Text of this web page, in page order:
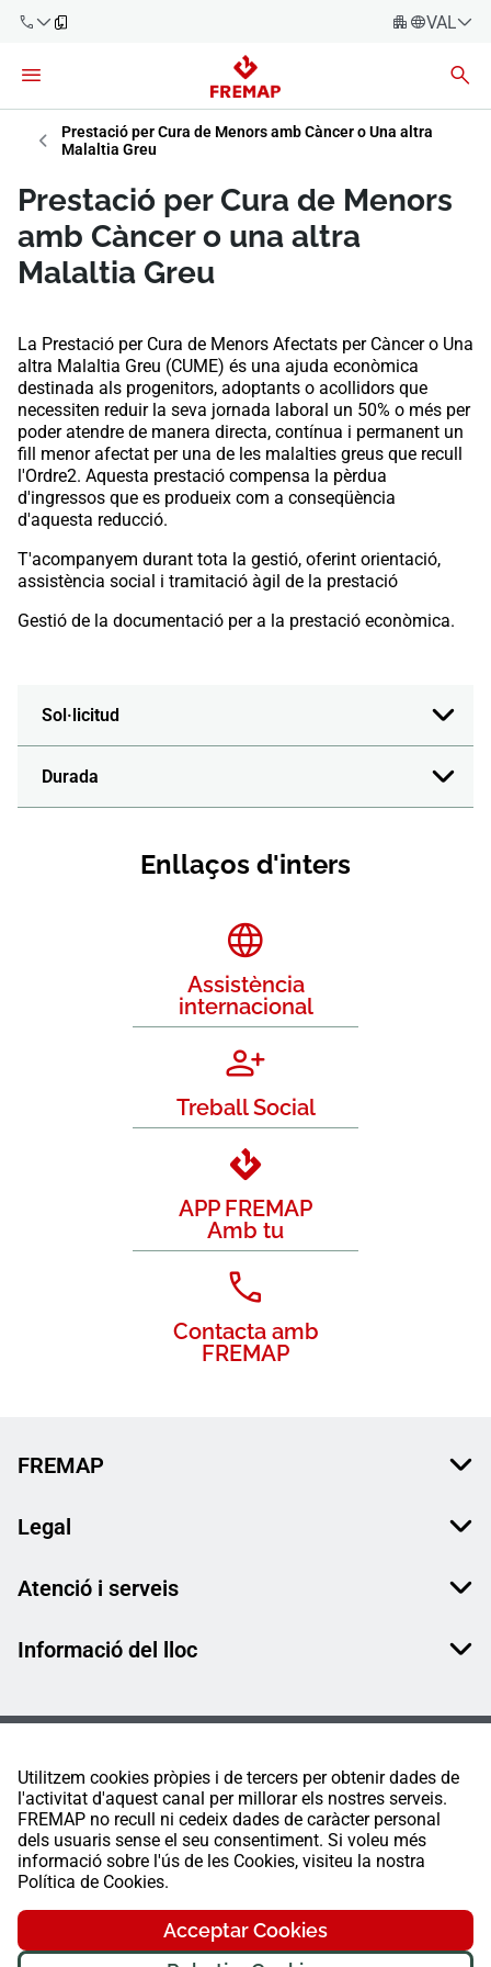
900 61 00
61
+34 91
919 61 61
900 61 00
61
Èuscara
Empreses
Assessories
Autònoms
Proveïdors
Utilitzem cookies pròpies i de tercers per obtenir dades de
l'activitat d'aquest canal per millorar els nostres serveis.
FREMAP no recull ni cedeix dades de caràcter personal
dels usuaris sense el seu consentiment. Si voleu més
informació sobre l'ús de les Cookies, visiteu la nostra
Política de Cookies.
Acceptar Cookies
Prestació per Cura de Menors amb Càncer o Una altra
Malaltia Greu
Prestació per Cura de Menors
amb Càncer o una altra
Malaltia Greu
La Prestació per Cura de Menors Afectats per Càncer o Una
altra Malaltia Greu (CUME) és una ajuda econòmica
destinada als progenitors, adoptants o acollidors que
necessiten reduir la seva jornada laboral un 50% o més per
poder atendre de manera directa, contínua i permanent un
fill menor afectat per una de les malalties greus que recull
l'Ordre2. Aquesta prestació compensa la pèrdua
d'ingressos que es produeix com a conseqüència
d'aquesta reducció.
T'acompanyem durant tota la gestió, oferint orientació,
assistència social i tramitació àgil de la prestació
Gestió de la documentació per a la prestació econòmica.
Sol·licitud
Durada
Enllaços d'inters
Assistència
internacional
Treball Social
APP FREMAP
Amb tu
Contacta amb
FREMAP
FREMAP
Legal
Atenció i serveis
Informació del lloc